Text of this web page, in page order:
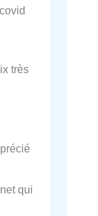
très
qui